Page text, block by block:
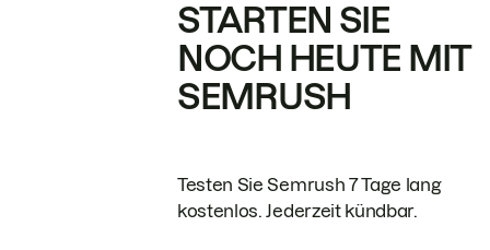
STARTEN SIE
NOCH HEUTE MIT
SEMRUSH
Testen Sie Semrush 7 Tage lang
kostenlos. Jederzeit kündbar.